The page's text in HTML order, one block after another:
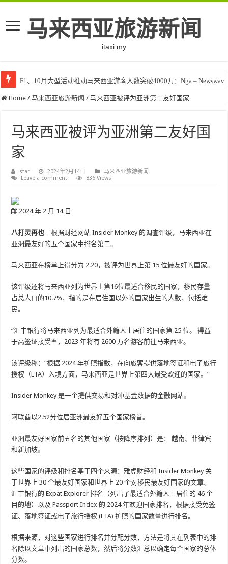
马来西亚旅游新闻
itaxi.my
F1、10月大型活动推动马来西亚游客人数突破4000万：Nga – Newswav
Home / 马来西亚旅游新闻 / 马来西亚被评为亚洲第二友好国家
马来西亚被评为亚洲第二友好国
家
star 2024年2月14日
马来西亚旅游新闻
Leave a comment
836 Views
2024 年 2 月 14 日
八打灵再也 – 根据财经网站 Insider Monkey 的调查评级，马来西亚在
亚洲最友好的五个国家中排名第二。
马来西亚在榜单上得分为 2.20，被评为世界上第 15 位最友好的国家。
该评级还将马来西亚列为世界上第16位最适合移民的国家，移民存量
占总人口的10.7%，指的是在居住国以外的国家出生的人数，包括难
民。
“汇丰银行将马来西亚列为最适合外籍人士居住的国家第 25 位。 得益
于高签证接受率，2023 年将有 2600 万名游客前往马来西亚。
该评级称：“根据 2024 年护照指数，在向旅客提供落地签证和电子旅行
授权（ETA）入境方面，马来西亚是世界上第四大最受欢迎的国家。”
Insider Monkey 是一个提供交​​易和对冲基金数据的金融网站。
阿联酋以2.52分位居亚洲最友好五个国家榜首。
亚洲最友好国家前五名的其他国家（按降序排列）是： 越南、菲律宾
和新加坡。
这些国家的评级和排名基于四个来源：雅虎财经和 Insider Monkey 关
于世界上 30 个最友好国家和世界上 20 个对移民最友好国家的文章、
汇丰银行的 Expat Explorer 排名（列出了最适合外籍人士居住的 46 个
目的地）以及 Passport Index 的 2024 年欢迎国家排名，根据接受免签
证、落地签证或电子旅行授权 (ETA) 护照的国家数量进行排名。
根据来源，对这些国家进行排名并分配分数，方法是将其在列表中的排
名除以文章中列出的国家总数，然后将分数汇总以确定每个国家的总体
分数。